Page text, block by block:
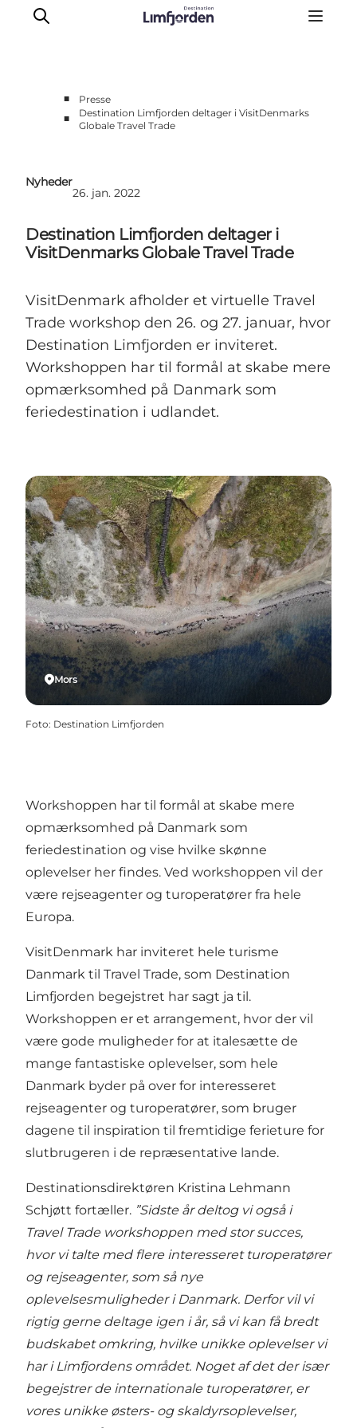
Videnscenter
Partner-info
Nyheder
Kontakt
Om Destination Limfjorden
■
Presse
■
Destination Limfjorden deltager i VisitDenmarks
Globale Travel Trade
Nyheder
26. jan. 2022
Destination Limfjorden deltager i
VisitDenmarks Globale Travel Trade
VisitDenmark afholder et virtuelle Travel
Trade workshop den 26. og 27. januar, hvor
Destination Limfjorden er inviteret.
Workshoppen har til formål at skabe mere
opmærksomhed på Danmark som
feriedestination i udlandet.
Mors
Foto: Destination Limfjorden
Workshoppen har til formål at skabe mere
opmærksomhed på Danmark som
feriedestination og vise hvilke skønne
oplevelser her findes. Ved workshoppen vil der
være rejseagenter og turoperatører fra hele
Europa.
VisitDenmark har inviteret hele turisme
Danmark til Travel Trade, som Destination
Limfjorden begejstret har sagt ja til.
Workshoppen er et arrangement, hvor der vil
være gode muligheder for at italesætte de
mange fantastiske oplevelser, som hele
Danmark byder på over for interesseret
rejseagenter og turoperatører, som bruger
dagene til inspiration til fremtidige ferieture for
slutbrugeren i de repræsentative lande.
Destinationsdirektøren Kristina Lehmann
Schjøtt fortæller. ”Sidste år deltog vi også i
Travel Trade workshoppen med stor succes,
hvor vi talte med flere interesseret turoperatører
og rejseagenter, som så nye
oplevelsesmuligheder i Danmark. Derfor vil vi
rigtig gerne deltage igen i år, så vi kan få bredt
budskabet omkring, hvilke unikke oplevelser vi
har i Limfjordens området. Noget af det der især
begejstrer de internationale turoperatører, er
vores unikke østers- og skaldyrsoplevelser,